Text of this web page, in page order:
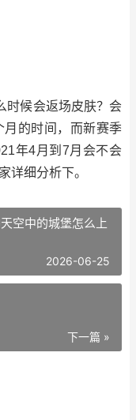
时候会返场皮肤？会
的时间，而新赛季
年4月到7月会不会
详细分析下。
空中的城堡怎么上
2026-06-25
下一篇 »